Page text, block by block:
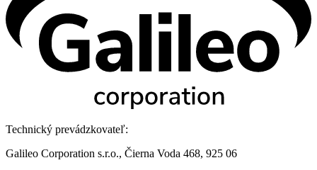
Technický prevádzkovateľ:
Galileo Corporation s.r.o., Čierna Voda 468, 925 06